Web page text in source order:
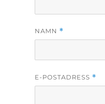
NAMN *
E-POSTADRESS *